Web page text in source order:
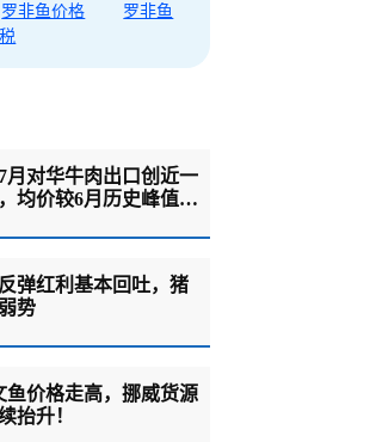
罗非鱼价格
罗非鱼
月对华牛肉出口创近一
均价较6月历史峰值明
弹红利基本回吐，猪
势
鱼价格走高，挪威货源
抬升！